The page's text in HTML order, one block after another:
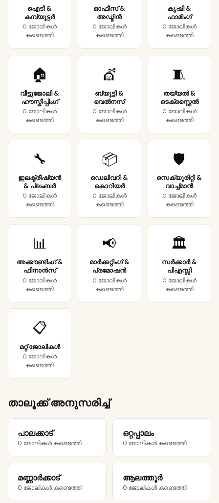
ഐടി &
കമ്പ്യൂട്ടർ
0 ജോലികൾ
കണ്ടെത്തി
ഓഫീസ് &
അഡ്മിൻ
0 ജോലികൾ
കണ്ടെത്തി
കൃഷി &
ഫാമിംഗ്
0 ജോലികൾ
കണ്ടെത്തി
🏠
വീട്ടുജോലി &
ഹൗസ്കീപ്പിംഗ്
0 ജോലികൾ
കണ്ടെത്തി
💇
ബ്യൂട്ടി &
വെൽനസ്
0 ജോലികൾ
കണ്ടെത്തി
🧵
തയ്യൽ &
ടെക്സ്റ്റൈൽ
0 ജോലികൾ
കണ്ടെത്തി
🔧
ഇലക്ട്രീഷ്യൻ
& പ്ലംബർ
0 ജോലികൾ
കണ്ടെത്തി
📦
ഡെലിവറി &
കൊറിയർ
0 ജോലികൾ
കണ്ടെത്തി
🛡️
സെക്യൂരിറ്റി &
വാച്ച്മാൻ
0 ജോലികൾ
കണ്ടെത്തി
📊
അക്കൗണ്ടിംഗ് &
ഫിനാൻസ്
0 ജോലികൾ
കണ്ടെത്തി
📢
മാർക്കറ്റിംഗ് &
പ്രമോഷൻ
0 ജോലികൾ
കണ്ടെത്തി
🏛️
സർക്കാർ &
പിഎസ്സി
0 ജോലികൾ
കണ്ടെത്തി
📋
മറ്റ് ജോലികൾ
0 ജോലികൾ
കണ്ടെത്തി
താലൂക്ക് അനുസരിച്ച്
പാലക്കാട്
0 ജോലികൾ കണ്ടെത്തി
ഒറ്റപ്പാലം
0 ജോലികൾ കണ്ടെത്തി
മണ്ണാർക്കാട്
0 ജോലികൾ കണ്ടെത്തി
ആലത്തൂർ
0 ജോലികൾ കണ്ടെത്തി